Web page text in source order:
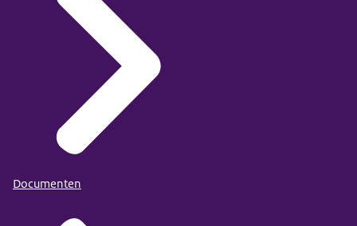
Documenten